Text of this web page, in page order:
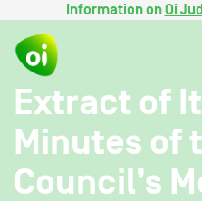
Information onOi
Extract of
Minutes of
Council’s